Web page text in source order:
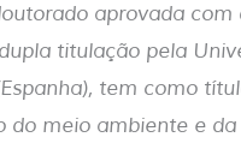
aprovada
titulação pela
tem como
do meio ambiente e